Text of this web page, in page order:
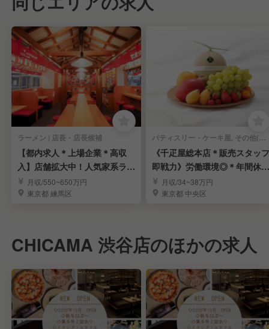
ラーメン | 店長・店長候補
【都内求人＊上場企業＊高収
入】店舗拡大中！人気家系ラー
メン「町田商店」
月収/550~650万円
東京都 練馬区
パティスリー・ケーキ屋, その他(料理ジャンル) | 店長・店長候補
《千疋屋総本店＊販売スタッフ
即戦力》労働環境◎＊年間休1
15日＊賞与年3回
月収/34~38万円
東京都 中央区
CHICAMA 渋谷店のほかの求人